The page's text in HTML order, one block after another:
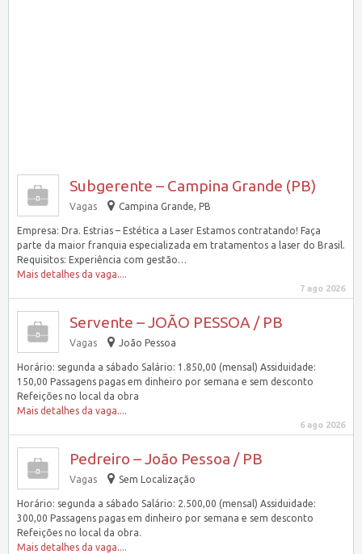
Subgerente – Campina Grande (PB)
Vagas Campina Grande, PB
Empresa: Dra. Estrias – Estética a Laser Estamos contratando! Faça
parte da maior franquia especializada em tratamentos a laser do Brasil.
Requisitos: Experiência com gestão…
Mais detalhes da vaga....
7 ago 2026
Servente – JOÃO PESSOA / PB
Vagas João Pessoa
Horário: segunda a sábado Salário: 1.850,00 (mensal) Assiduidade:
150,00 Passagens pagas em dinheiro por semana e sem desconto
Refeições no local da obra
Mais detalhes da vaga....
6 ago 2026
Pedreiro – João Pessoa / PB
Vagas Sem Localização
Horário: segunda a sábado Salário: 2.500,00 (mensal) Assiduidade:
300,00 Passagens pagas em dinheiro por semana e sem desconto
Refeições no local da obra.
Mais detalhes da vaga....